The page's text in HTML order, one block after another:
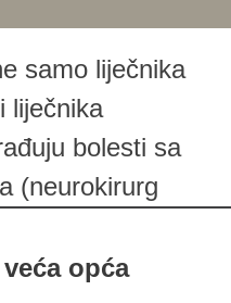
samo liječnika
liječnika
bolesti sa
(neurokirurg
opća